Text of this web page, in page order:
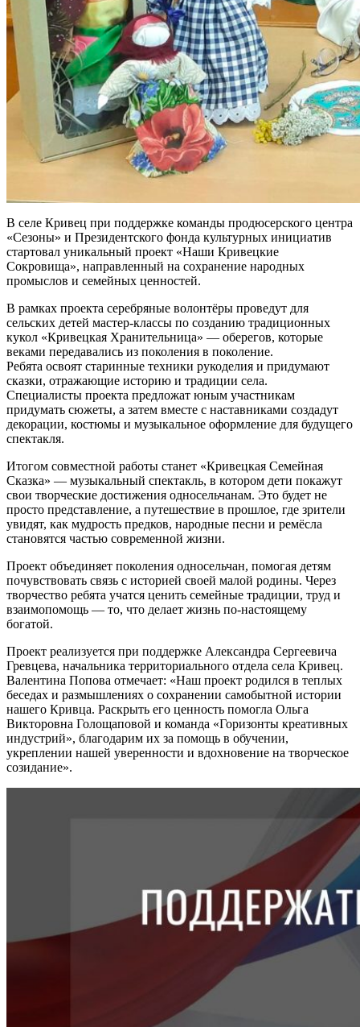
В селе Кривец при поддержке команды продюсерского центра
«Сезоны» и Президентского фонда культурных инициатив
стартовал уникальный проект «Наши Кривецкие
Сокровища», направленный на сохранение народных
промыслов и семейных ценностей.
В рамках проекта серебряные волонтёры проведут для
сельских детей мастер-классы по созданию традиционных
кукол «Кривецкая Хранительница» — оберегов, которые
веками передавались из поколения в поколение.
Ребята освоят старинные техники рукоделия и придумают
сказки, отражающие историю и традиции села.
Специалисты проекта предложат юным участникам
придумать сюжеты, а затем вместе с наставниками создадут
декорации, костюмы и музыкальное оформление для будущего
спектакля.
Итогом совместной работы станет «Кривецкая Семейная
Сказка» — музыкальный спектакль, в котором дети покажут
свои творческие достижения односельчанам. Это будет не
просто представление, а путешествие в прошлое, где зрители
увидят, как мудрость предков, народные песни и ремёсла
становятся частью современной жизни.
Проект объединяет поколения односельчан, помогая детям
почувствовать связь с историей своей малой родины. Через
творчество ребята учатся ценить семейные традиции, труд и
взаимопомощь — то, что делает жизнь по-настоящему
богатой.
Проект реализуется при поддержке Александра Сергеевича
Гревцева, начальника территориального отдела села Кривец.
Валентина Попова отмечает: «Наш проект родился в теплых
беседах и размышлениях о сохранении самобытной истории
нашего Кривца. Раскрыть его ценность помогла Ольга
Викторовна Голощаповой и команда «Горизонты креативных
индустрий», благодарим их за помощь в обучении,
укреплении нашей уверенности и вдохновение на творческое
созидание».